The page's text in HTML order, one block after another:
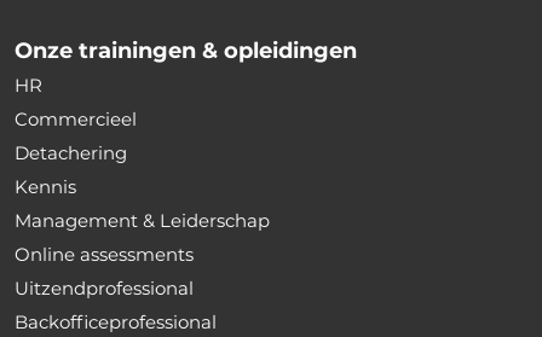
Onze trainingen & opleidingen
HR
Commercieel
Detachering
Kennis
Management & Leiderschap
Online assessments
Uitzendprofessional
Backofficeprofessional